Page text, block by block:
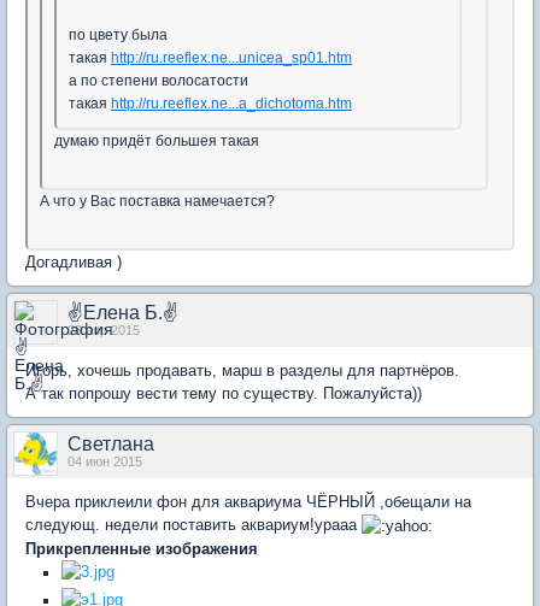
по цвету была
такая http://ru.reeflex.ne...unicea_sp01.htm
а по степени волосатости
такая http://ru.reeflex.ne...a_dichotoma.htm
думаю придёт большея такая
А что у Вас поставка намечается?
Догадливая )
✌Елена Б.✌
28 апр 2015
Игорь, хочешь продавать, марш в разделы для партнёров.
А так попрошу вести тему по существу. Пожалуйста))
Светлана
04 июн 2015
Вчера приклеили фон для аквариума ЧЁРНЫЙ ,обещали на
следующ. недели поставить аквариум!урааа
Прикрепленные изображения